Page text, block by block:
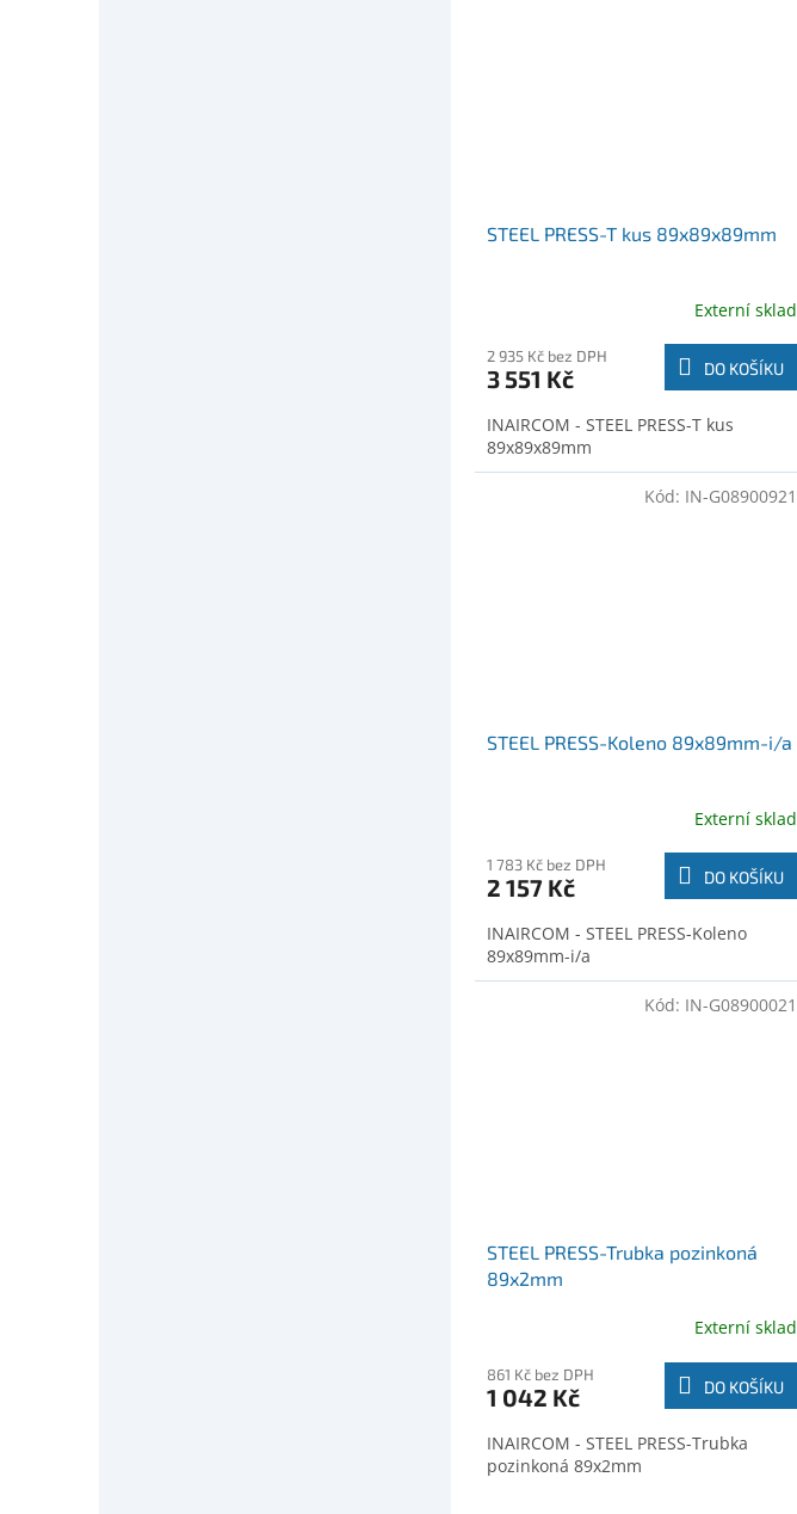
STEEL PRESS-T kus 89x89x89mm
Externí sklad
2 935 Kč bez DPH
3 551 Kč DO KOŠÍKU
INAIRCOM - STEEL PRESS-T kus
89x89x89mm
STEEL PRESS-Koleno 89x89mm-i/a
Externí sklad
1 783 Kč bez DPH
2 157 Kč DO KOŠÍKU
INAIRCOM - STEEL PRESS-Koleno
89x89mm-i/a
Kód: IN-G08900921
STEEL PRESS-Trubka pozinkoná
89x2mm
Externí sklad
861 Kč bez DPH
1 042 Kč DO KOŠÍKU
INAIRCOM - STEEL PRESS-Trubka
pozinkoná 89x2mm
Kód: IN-G08900021